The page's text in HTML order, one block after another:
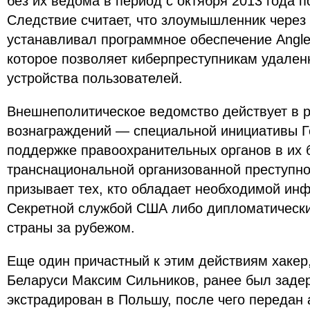
Следствие считает, что злоумышленник
устанавливал программное обеспечение
которое позволяет киберпреступникам
устройства пользователей.
Внешнеполитическое ведомство действует в
вознаграждений — специальной инициативы
поддержке правоохранительных органов в их
транснациональной организованной
призывает тех, кто обладает необходимой
Секретной службой США либо
страны за рубежом.
Еще один причастный к этим действиям
Беларуси Максим Сильников, ранее был
экстрадирован в Польшу, после чего